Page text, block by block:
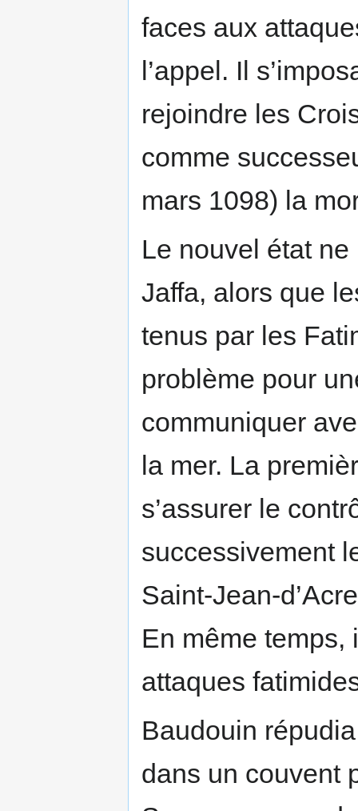
faces aux
l’appel. Il
rejoindre les
comme
mars 1098) la
Le nouvel état ne
Jaffa, alors que
tenus par les
problème pour
communiquer
la mer. La
s’assurer le
successivement
Saint-Jean-
En même temps,
attaques
Baudouin
dans un couvent